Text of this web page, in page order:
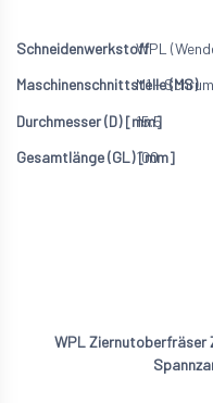
WPL
M1 -
15.5
100
WPL Ziernutoberfräser